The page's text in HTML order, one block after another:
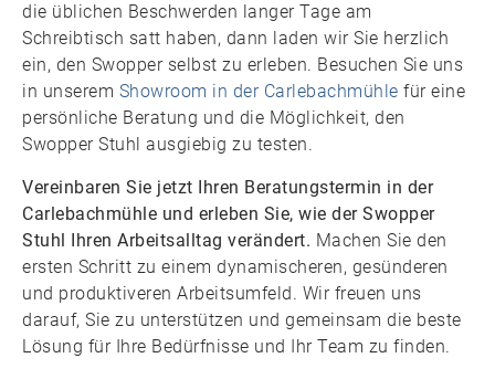
die üblichen Beschwerden langer Tage am
Schreibtisch satt haben, dann laden wir Sie herzlich
ein, den Swopper selbst zu erleben. Besuchen Sie uns
in unserem Showroom in der Carlebachmühle für eine
persönliche Beratung und die Möglichkeit, den
Swopper Stuhl ausgiebig zu testen.
Vereinbaren Sie jetzt Ihren Beratungstermin in der
Carlebachmühle und erleben Sie, wie der Swopper
Stuhl Ihren Arbeitsalltag verändert. Machen Sie den
ersten Schritt zu einem dynamischeren, gesünderen
und produktiveren Arbeitsumfeld. Wir freuen uns
darauf, Sie zu unterstützen und gemeinsam die beste
Lösung für Ihre Bedürfnisse und Ihr Team zu finden.